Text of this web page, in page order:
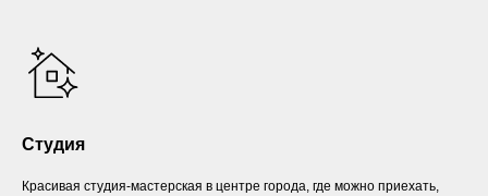
Студия
Красивая студия-мастерская в центре города, где можно приехать,